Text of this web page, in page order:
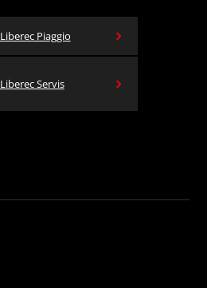
Liberec Piaggio
Liberec Servis